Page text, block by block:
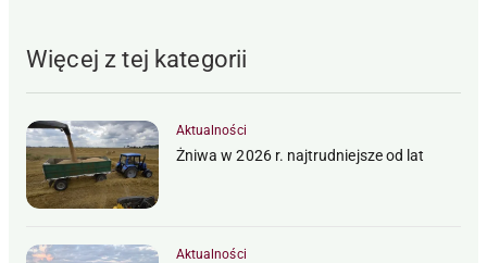
Więcej z tej kategorii
Aktualności
Żniwa w 2026 r. najtrudniejsze od lat
Aktualności